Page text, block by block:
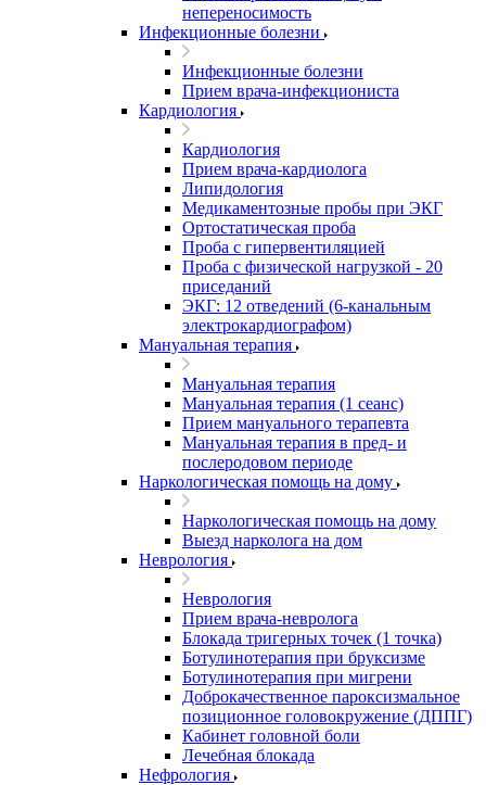
непереносимость
Инфекционные болезни
Инфекционные болезни
Прием врача-инфекциониста
Кардиология
Кардиология
Прием врача-кардиолога
Липидология
Медикаментозные пробы при ЭКГ
Ортостатическая проба
Проба с гипервентиляцией
Проба с физической нагрузкой - 20
приседаний
ЭКГ: 12 отведений (6-канальным
электрокардиографом)
Мануальная терапия
Мануальная терапия
Мануальная терапия (1 сеанс)
Прием мануального терапевта
Мануальная терапия в пред- и
послеродовом периоде
Наркологическая помощь на дому
Наркологическая помощь на дому
Выезд нарколога на дом
Неврология
Неврология
Прием врача-невролога
Блокада тригерных точек (1 точка)
Ботулинотерапия при бруксизме
Ботулинотерапия при мигрени
Доброкачественное пароксизмальное
позиционное головокружение (ДППГ)
Кабинет головной боли
Лечебная блокада
Нефрология